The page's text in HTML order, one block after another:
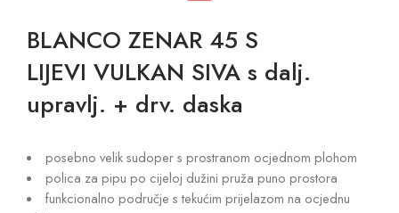
BLANCO ZENAR 45 S
LIJEVI VULKAN SIVA s dalj.
upravlj. + drv. daska
posebno velik sudoper s prostranom ocjednom plohom
polica za pipu po cijeloj dužini pruža puno prostora
funkcionalno područje s tekućim prijelazom na ocjednu